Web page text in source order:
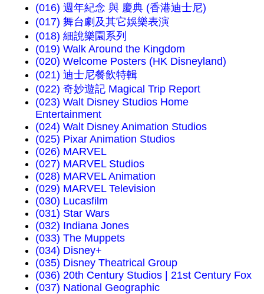
(016) 週年紀念 與 慶典 (香港迪士尼)
(017) 舞台劇及其它娛樂表演
(018) 細說樂園系列
(019) Walk Around the Kingdom
(020) Welcome Posters (HK Disneyland)
(021) 迪士尼餐飲特輯
(022) 奇妙遊記 Magical Trip Report
(023) Walt Disney Studios Home
Entertainment
(024) Walt Disney Animation Studios
(025) Pixar Animation Studios
(026) MARVEL
(027) MARVEL Studios
(028) MARVEL Animation
(029) MARVEL Television
(030) Lucasfilm
(031) Star Wars
(032) Indiana Jones
(033) The Muppets
(034) Disney+
(035) Disney Theatrical Group
(036) 20th Century Studios | 21st Century Fox
(037) National Geographic